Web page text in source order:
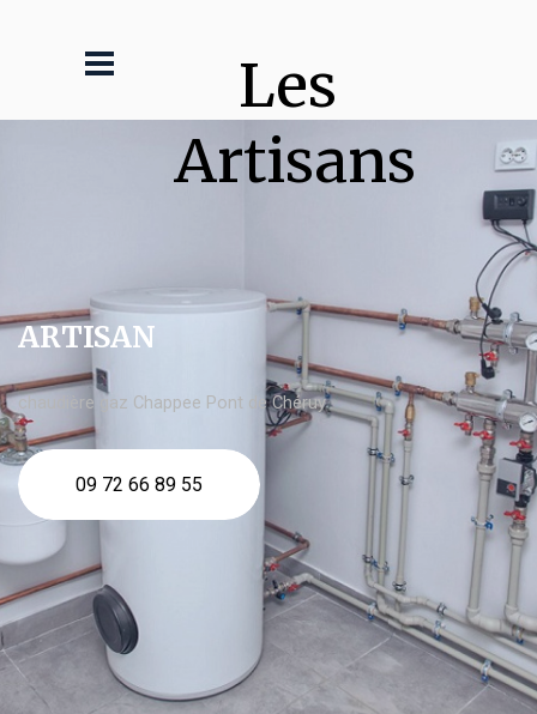
Les
Artisans
ARTISAN
chaudière gaz Chappee Pont de Chéruy
09 72 66 89 55